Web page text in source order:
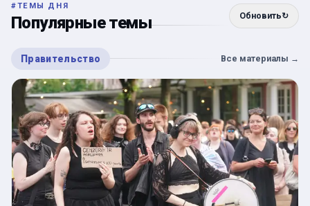
#ТЕМЫ ДНЯ
Популярные темы Обновить↻
Правительство Все материалы →